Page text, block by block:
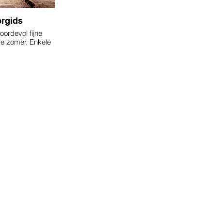
fijne
zomer. Enkele